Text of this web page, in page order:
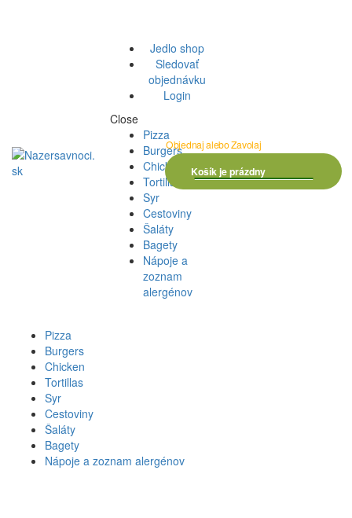
Jedlo shop
Sledovať
objednávku
Login
Close
Pizza
Burgers
Chicken
Tortillas
Syr
Cestoviny
Šaláty
Bagety
Nápoje a
zoznam
alergénov
Objednaj alebo Zavolaj
Košík je prázdny
0 položky 0.00 €
Pizza
Burgers
Chicken
Tortillas
Syr
Cestoviny
Šaláty
Bagety
Nápoje a zoznam alergénov